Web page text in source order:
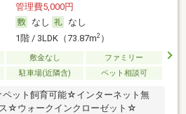
管理費5,000円
なし
なし
1階 / 3LDK（73.87m2）
敷金なし
ファミリー
駐車場(近隣含) ペット相談可
ット飼育可能☆インターネット無
☆ウォークインクローゼット☆